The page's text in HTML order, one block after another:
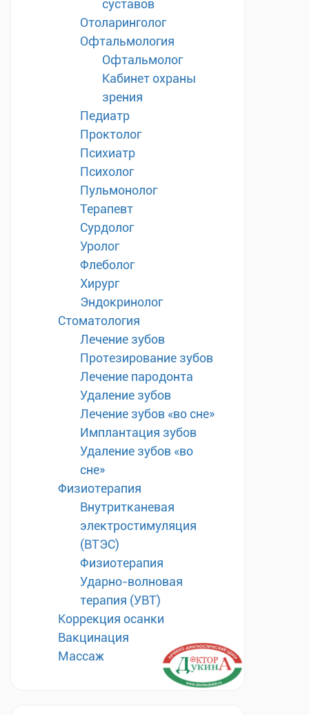
суставов
Отоларинголог
Офтальмология
Офтальмолог
Кабинет охраны
зрения
Педиатр
Проктолог
Психиатр
Психолог
Пульмонолог
Терапевт
Сурдолог
Уролог
Флеболог
Хирург
Эндокринолог
Стоматология
Лечение зубов
Протезирование зубов
Лечение пародонта
Удаление зубов
Лечение зубов «во сне»
Имплантация зубов
Удаление зубов «во
сне»
Физиотерапия
Внутритканевая
электростимуляция
(ВТЭС)
Физиотерапия
Ударно-волновая
терапия (УВТ)
Коррекция осанки
Вакцинация
Массаж